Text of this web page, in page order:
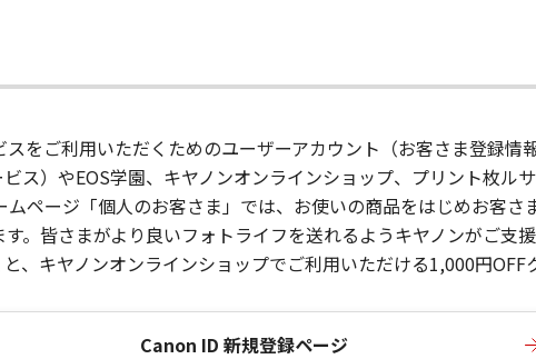
スをご利用いただくためのユーザーアカウント（お客さま登録情
ス）やEOS学園、キヤノンオンラインショップ、プリント枚ル
ページ「個人のお客さま」では、お使いの商品をはじめお客
。皆さまがより良いフォトライフを送れるようキヤノンがご支
、キヤノンオンラインショップでご利用いただける1,000円OFF
Canon ID 新規登録ページ